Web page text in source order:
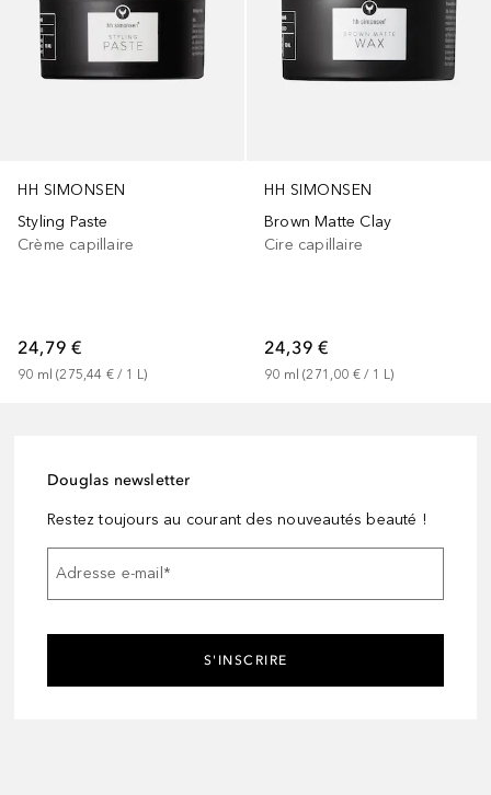
HH SIMONSEN
Styling Paste
Crème capillaire
24,79 €
90 ml (275,44 € / 1 L)
HH SIMONSEN
Brown Matte Clay
Cire capillaire
24,39 €
90 ml (271,00 € / 1 L)
Douglas newsletter
Restez toujours au courant des nouveautés beauté !
Adresse e-mail *
S'INSCRIRE